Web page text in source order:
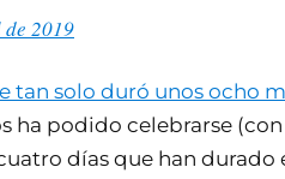
2019
tan solo duró unos ocho
ha podido celebrarse
días que han durado